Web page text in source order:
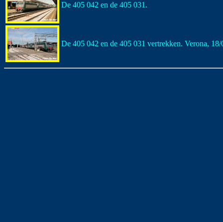
De 405 042 en de 405 031.
De 405 042 en de 405 031 vertrekken. Verona,